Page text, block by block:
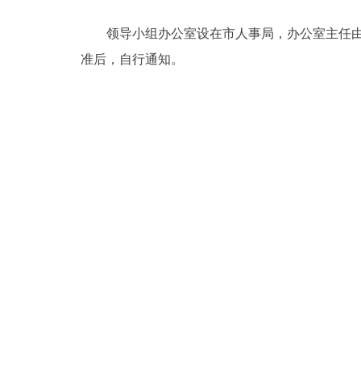
ITALIANO
领导小组办公室设在市人事局，办公室主任由
准后，自行通知。